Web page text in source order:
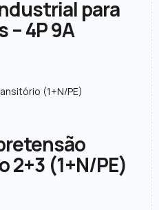
para
– 4P 9A
2+3 (1+N/PE)